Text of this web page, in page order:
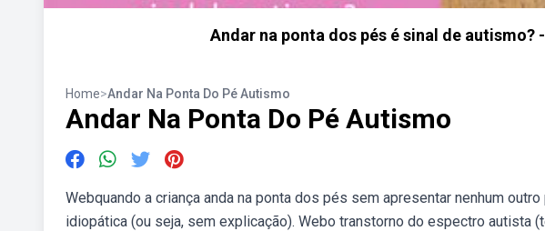
Andar na ponta dos pés é sinal de
Home>Andar Na Ponta Do Pé Autismo
Andar Na Ponta Do Pé Autismo
Webquando a criança anda na ponta dos pés sem apresentar nenhum
idiopática (ou seja, sem explicação). Webo transtorno do espectro autista